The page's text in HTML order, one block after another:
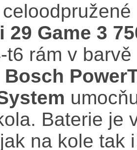
29 Game 3
t6 rám v
Baterie je
na kole tak